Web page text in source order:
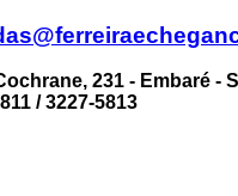
231 - Embaré -
/ 3227-5813